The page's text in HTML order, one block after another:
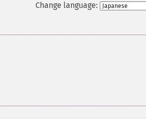
Change language: